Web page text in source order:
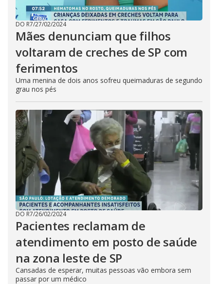
DO R7/27/02/2024
Mães denunciam que filhos
voltaram de creches de SP com
ferimentos
Uma menina de dois anos sofreu queimaduras de segundo
grau nos pés
DO R7/26/02/2024
Pacientes reclamam de
atendimento em posto de saúde
na zona leste de SP
Cansadas de esperar, muitas pessoas vão embora sem
passar por um médico